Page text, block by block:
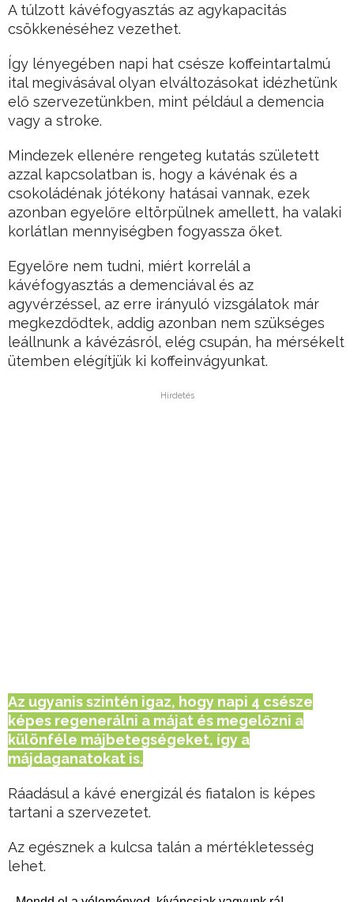
A túlzott kávéfogyasztás az agykapacitás
csökkenéséhez vezethet.
Így lényegében napi hat csésze koffeintartalmú
ital megivásával olyan elváltozásokat idézhetünk
elő szervezetünkben, mint például a demencia
vagy a stroke.
Mindezek ellenére rengeteg kutatás született
azzal kapcsolatban is, hogy a kávénak és a
csokoládénak jótékony hatásai vannak, ezek
azonban egyelőre eltörpülnek amellett, ha valaki
korlátlan mennyiségben fogyassza őket.
Egyelőre nem tudni, miért korrelál a
kávéfogyasztás a demenciával és az
agyvérzéssel, az erre irányuló vizsgálatok már
megkezdődtek, addig azonban nem szükséges
leállnunk a kávézásról, elég csupán, ha mérsékelt
ütemben elégítjük ki koffeinvágyunkat.
Hirdetés
Az ugyanis szintén igaz, hogy napi 4 csésze
képes regenerálni a májat és megelőzni a
különféle májbetegségeket, így a
májdaganatokat is.
Ráadásul a kávé energizál és fiatalon is képes
tartani a szervezetet.
Az egésznek a kulcsa talán a mértékletesség
lehet.